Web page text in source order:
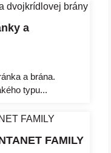
a
a brána.
typu...
FAMILY